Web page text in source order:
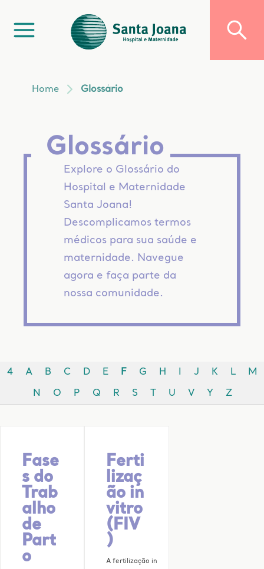
Home Glossário
Glossário
Explore o Glossário do
Hospital e Maternidade
Santa Joana!
Descomplicamos termos
médicos para sua saúde e
maternidade. Navegue
agora e faça parte da
nossa comunidade.
4 A B C D E F G H J K L M
N O P Q R S U V Y Z
Fase
s do
Trab
alho
de
Part
o
Ferti
lizaç
ão in
vitro
(FIV
)
A fertilização in